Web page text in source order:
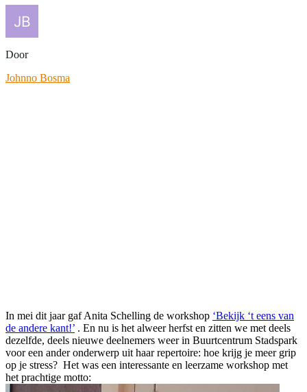
Door
Johnno Bosma
In mei dit jaar gaf Anita Schelling de workshop ‘Bekijk ‘t eens van
de andere kant!’ . En nu is het alweer herfst en zitten we met deels
dezelfde, deels nieuwe deelnemers weer in Buurtcentrum Stadspark
voor een ander onderwerp uit haar repertoire: hoe krijg je meer grip
op je stress? Het was een interessante en leerzame workshop met
het prachtige motto: